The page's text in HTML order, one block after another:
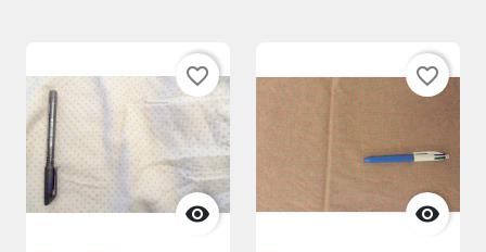

favorite_border

favorite_border